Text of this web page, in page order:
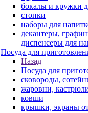
бокалы и кружки
стопки
наборы для
декантеры,
диспенсеры для
Посуда для
Назад
Посуда для
сковороды,
жаровни,
ковши
крышки, экраны